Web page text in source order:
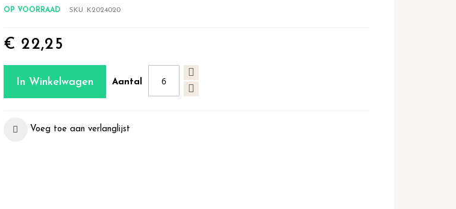
OP VOORRAAD SKU K2024020
€ 22,25
Aantal
In Winkelwagen
Voeg toe aan verlanglijst